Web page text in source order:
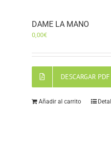
DAME LA MANO
0,00€
DESCARGAR PDF
Añadir al carrito